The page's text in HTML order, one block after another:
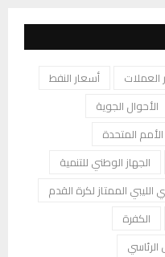
العملات
أسعار النفط
الأحوال الجوية
الأمم المتحدة
الجهاز الوطني للتنمية
الليبي الممتاز لكرة القدم
الكفرة